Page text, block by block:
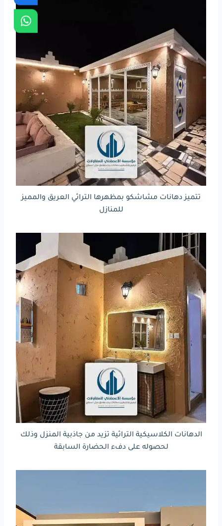
تتميز دهانات مشاشكو بمظهرها التراثي العريق والمميز
للمنازل
الدهانات الكلاسيكية التراثية تزيد من جاذبية المنزل وذلك
لحصوله على دفء الحضارة السابقة